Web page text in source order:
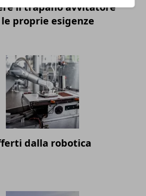
il trapano avvitatore
proprie esigenze
dalla robotica